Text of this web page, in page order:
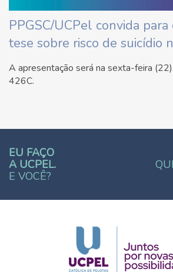
PPGSC/UCPel convida
tese sobre risco de suicídio
A apresentação será na sexta-feira
426C.
EU FAÇO
A UCPEL.
E VOCÊ?